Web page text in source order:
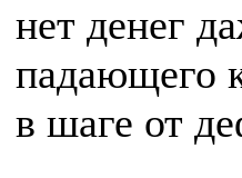
нет денег
падающего
в шаге от